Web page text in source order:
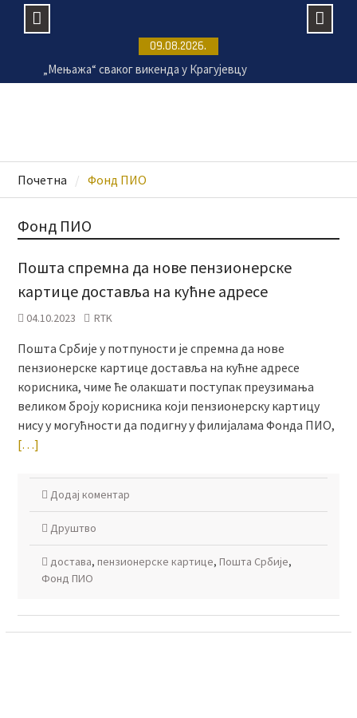
content
09.08.2026.
„Мењажа“ сваког викенда у Крагујевцу
Пансиони за псе све траженији током летње
Почетна Фонд ПИО
Фонд ПИО
Пошта спремна да нове пензионерске
картице доставља на кућнe адресe
04.10.2023 RTK
Пошта Србије у потпуности је спремна да нове
пензионерске картице доставља на кућнe адресe
корисника, чиме ће олакшати поступак преузимања
великом броју корисника који пензионерску картицу
нису у могућности да подигну у филијалама Фонда ПИО,
[…]
Додај коментар
Друштво
достава, пензионерске картице, Пошта Србије,
Фонд ПИО